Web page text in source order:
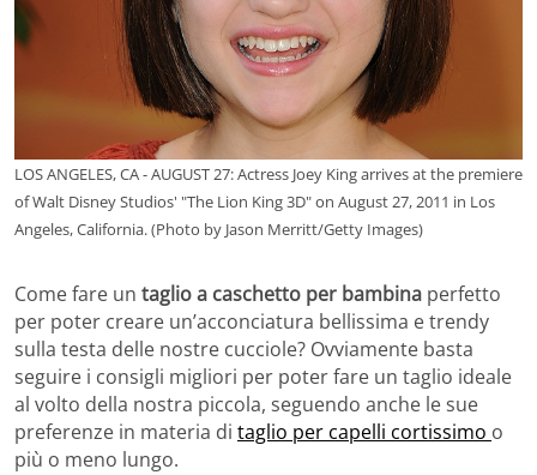
LOS ANGELES, CA - AUGUST 27: Actress Joey King arrives at the premiere
of Walt Disney Studios' "The Lion King 3D" on August 27, 2011 in Los
Angeles, California. (Photo by Jason Merritt/Getty Images)
Come fare un taglio a caschetto per bambina perfetto
per poter creare un’acconciatura bellissima e trendy
sulla testa delle nostre cucciole? Ovviamente basta
seguire i consigli migliori per poter fare un taglio ideale
al volto della nostra piccola, seguendo anche le sue
preferenze in materia di taglio per capelli cortissimo o
più o meno lungo.